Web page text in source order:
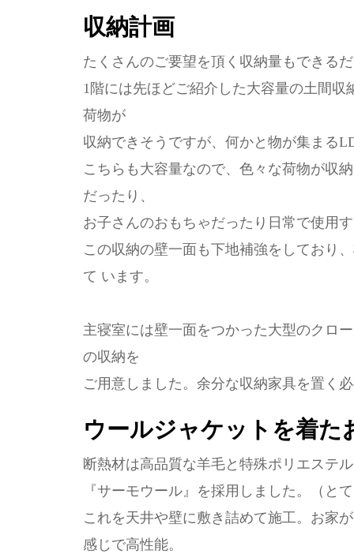
収納計画
たくさんのご要望を頂く収納量もできる
1階には先ほどご紹介した大容量の土間
荷物が
収納できそうですが、何かと物が集まる
こちらも大容量なので、色々な荷物が収
だったり、
お子さんのおもちゃだったり日常で使用
この収納の壁一面も下地補強をしており
て います。
主寝室には壁一面をつかった大型のクロ
の収納を
ご用意しました。余分な収納家具を置く
ウールジャケットを着た
断熱材は高品質な羊毛と特殊ポリエステ
『サーモウール』を採用しました。（と
これを天井や壁に敷き詰めて施工。お家
感じで高性能。